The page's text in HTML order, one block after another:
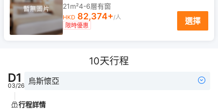
21m²4-6層有窗
HKD 82,374+/人
限時優惠
選擇
10天行程
D1
03/26 烏斯懷亞
行程詳情